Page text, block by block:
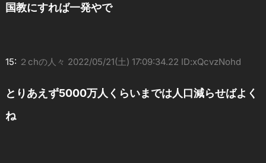
国教にすれば一発やで
15: ２chの人々 2022/05/21(土) 17:09:34.22 ID:xQcvzNohd
とりあえず5000万人くらいまでは人口減らせばよく
ね